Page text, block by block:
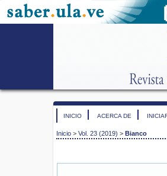
INICIO ACERCA DE
Inicio > Vol. 23 (2019) > Bianco